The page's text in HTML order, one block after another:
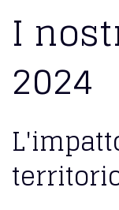
I
2024